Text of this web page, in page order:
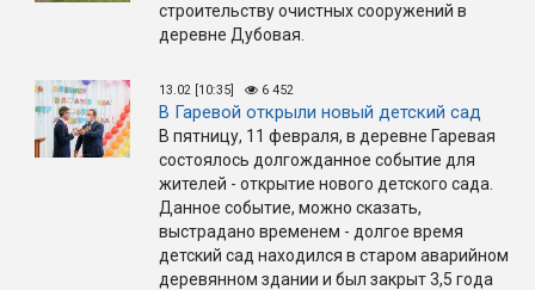
строительству очистных сооружений в
деревне Дубовая.
13.02 [10:35] 6 452
В Гаревой открыли новый детский сад
В пятницу, 11 февраля, в деревне Гаревая
состоялось долгожданное событие для
жителей - открытие нового детского сада.
Данное событие, можно сказать,
выстрадано временем - долгое время
детский сад находился в старом аварийном
деревянном здании и был закрыт 3,5 года